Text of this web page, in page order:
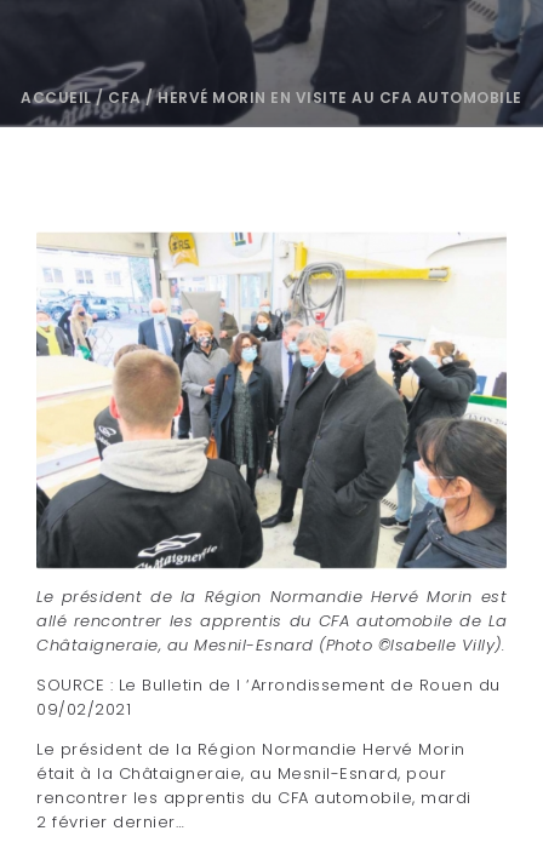
ACCUEIL / CFA /HERVÉ MORIN EN VISITE AU CFA AUTOMOBILE
Le président de la Région Normandie Hervé Morin est
allé rencontrer les apprentis du CFA automobile de La
Châtaigneraie, au Mesnil-Esnard (Photo ©Isabelle Villy).
SOURCE : Le Bulletin de l ‘Arrondissement de Rouen du
09/02/2021
Le président de la Région Normandie Hervé Morin
était à la Châtaigneraie, au Mesnil-Esnard, pour
rencontrer les apprentis du CFA automobile, mardi
2 février dernier…